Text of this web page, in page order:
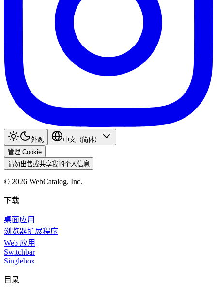
外观
中文（简体）
管理 Cookie
请勿出售或共享我的个人信息
© 2026 WebCatalog, Inc.
下载
桌面应用
浏览器扩展程序
Web 应用
Switchbar
Singlebox
目录